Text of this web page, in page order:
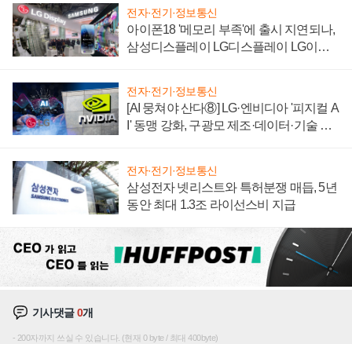
전자·전기·정보통신
아이폰18 '메모리 부족'에 출시 지연되나,
삼성디스플레이 LG디스플레이 LG이노
전자·전기·정보통신
[AI 뭉쳐야 산다⑧] LG·엔비디아 '피지컬 A
I' 동맹 강화, 구광모 제조·데이터·기술 결
전자·전기·정보통신
삼성전자 넷리스트와 특허분쟁 매듭, 5년
동안 최대 1.3조 라이선스비 지급
기사댓글0개
200자까지 쓰실 수 있습니다. (현재 0 byte / 최대 400byte)